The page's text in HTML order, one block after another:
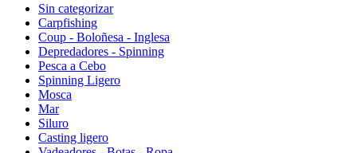
Sin categorizar
Carpfishing
Coup - Boloñesa - Inglesa
Depredadores - Spinning
Pesca a Cebo
Spinning Ligero
Mosca
Mar
Siluro
Casting ligero